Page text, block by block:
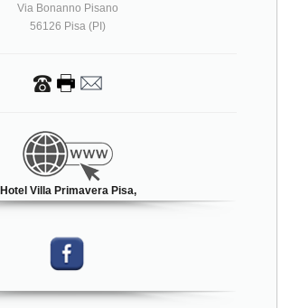
Via Bonanno Pisano
56126 Pisa (PI)
Hotel Villa Primavera Pisa,